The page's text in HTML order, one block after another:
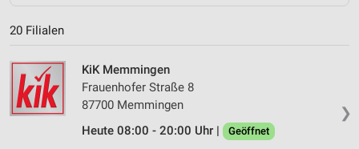
20 Filialen
❯
KiK Memmingen
Frauenhofer Straße 8
87700 Memmingen
Heute 08:00 - 20:00 Uhr |
Geöffnet